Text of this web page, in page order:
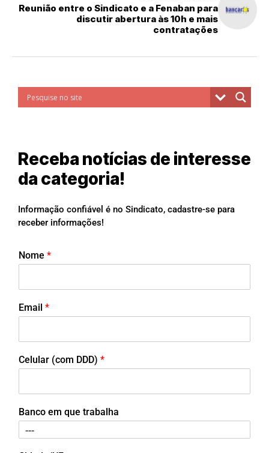
Reunião entre o Sindicato e a Fenaban para
discutir abertura às 10h e mais
contratações
Receba notícias de interesse
da categoria!
Informação confiável é no Sindicato, cadastre-se para
receber informações!
Nome *
Email *
Celular (com DDD) *
Banco em que trabalha